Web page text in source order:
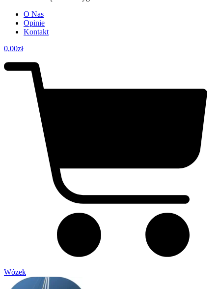
O Nas
Opinie
Kontakt
0,00zł
Wózek